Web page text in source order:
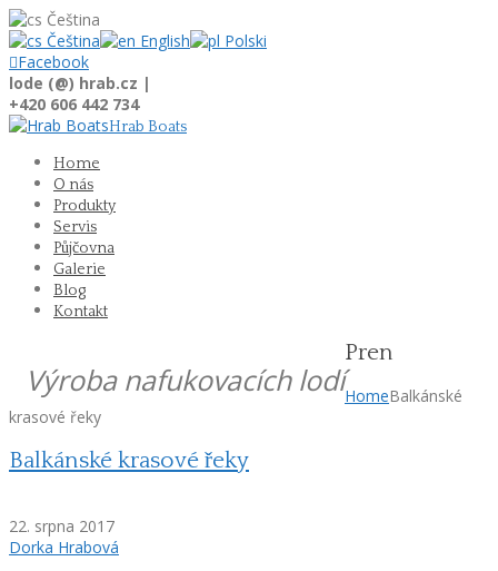
Čeština
Čeština
English
Polski
Facebook
lode (@) hrab.cz |
+420 606 442 734
Hrab Boats
Home
O nás
Produkty
Servis
Půjčovna
Galerie
Blog
Kontakt
Výroba nafukovacích lodí
Pren
HomeBalkánské
krasové řeky
Balkánské krasové řeky
22. srpna 2017
Dorka Hrabová